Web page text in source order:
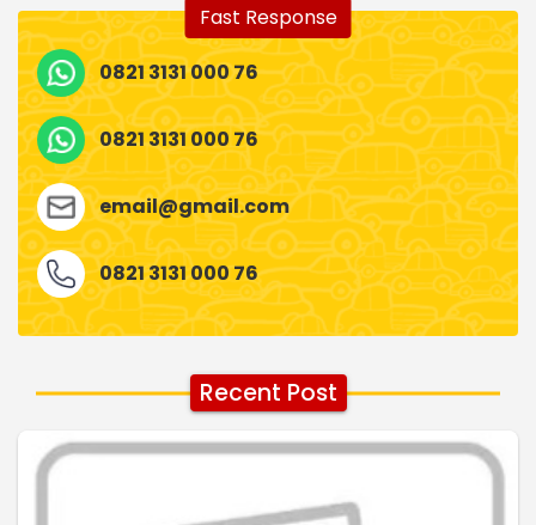
Fast Response
0821 3131 000 76
0821 3131 000 76
email@gmail.com
0821 3131 000 76
Recent Post